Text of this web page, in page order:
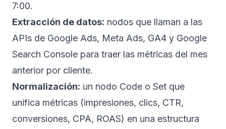
7:00.
Extracción de datos: nodos que llaman a las
APIs de Google Ads, Meta Ads, GA4 y Google
Search Console para traer las métricas del mes
anterior por cliente.
Normalización: un nodo Code o Set que
unifica métricas (impresiones, clics, CTR,
conversiones, CPA, ROAS) en una estructura